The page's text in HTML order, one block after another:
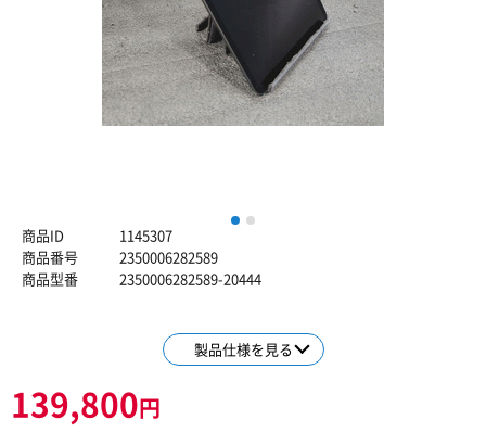
1
商品ID
1145307
商品番号
2350006282589
商品型番
2350006282589-20444
製品仕様を見る
139,800円